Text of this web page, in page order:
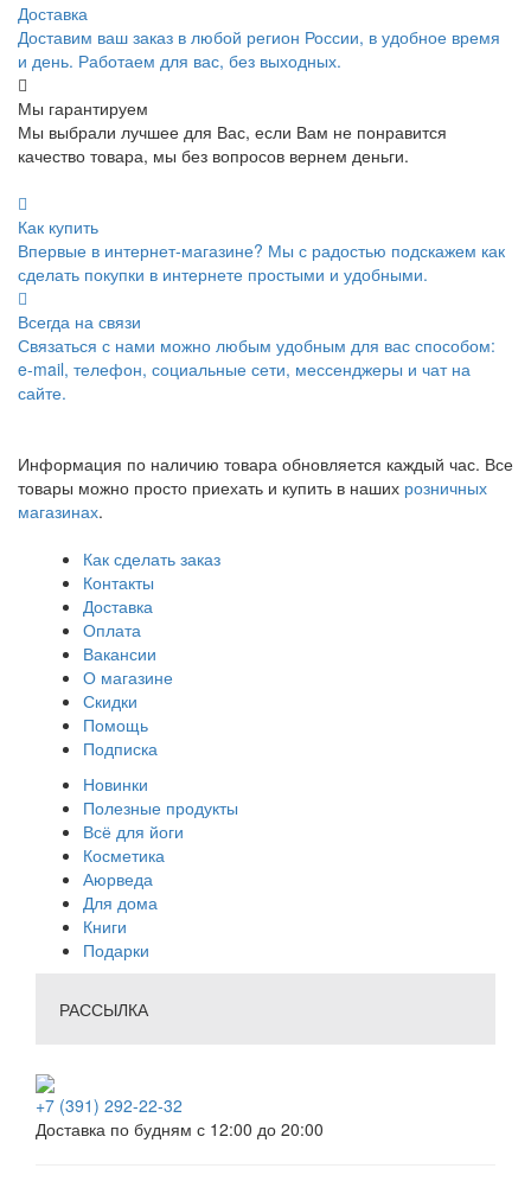
Доставка
Доставим ваш заказ в любой регион России, в удобное время
и день. Работаем для вас, без выходных.
Мы гарантируем
Мы выбрали лучшее для Вас, если Вам не понравится
качество товара, мы без вопросов вернем деньги.
Как купить
Впервые в интернет-магазине? Мы с радостью подскажем как
сделать покупки в интернете простыми и удобными.
Всегда на связи
Связаться с нами можно любым удобным для вас способом:
e-mail, телефон, социальные сети, мессенджеры и чат на
сайте.
Информация по наличию товара обновляется каждый час. Все
товары можно просто приехать и купить в наших розничных
магазинах.
Как сделать заказ
Контакты
Доставка
Оплата
Вакансии
О магазине
Скидки
Помощь
Подписка
Новинки
Полезные продукты
Всё для йоги
Косметика
Аюрведа
Для дома
Книги
Подарки
РАССЫЛКА
+7 (391) 292-22-32
Доставка по будням с 12:00 до 20:00